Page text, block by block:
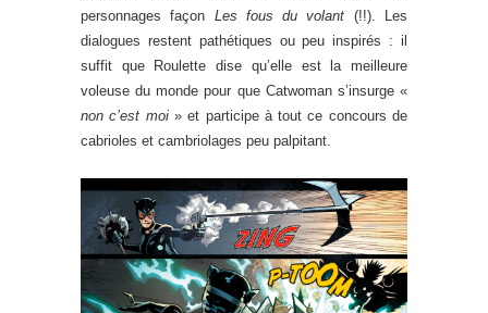
personnages façon Les fous du volant (!!). Les
dialogues restent pathétiques ou peu inspirés : il
suffit que Roulette dise qu’elle est la meilleure
voleuse du monde pour que Catwoman s’insurge «
non c’est moi» et participe à tout ce concours de
cabrioles et cambriolages peu palpitant.